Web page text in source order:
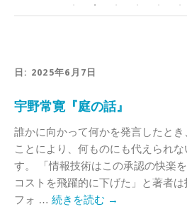
日: 2025年6月7日
宇野常寛『庭の話』
誰かに向かって何かを発言したと
ことにより、何ものにも代えられ
す。 「情報技術はこの承認の快楽
コストを飛躍的に下げた」と著者
フォ … 続きを読む →